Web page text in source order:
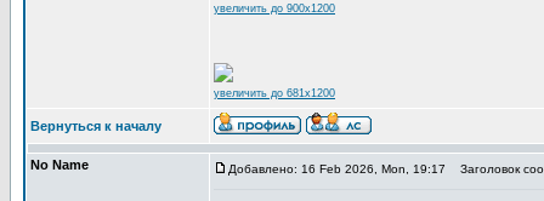
увеличить до 900x1200
увеличить до 681x1200
Вернуться к началу
No Name Добавлено: 16 Feb 2026, Mon, 19:17 Заголовок